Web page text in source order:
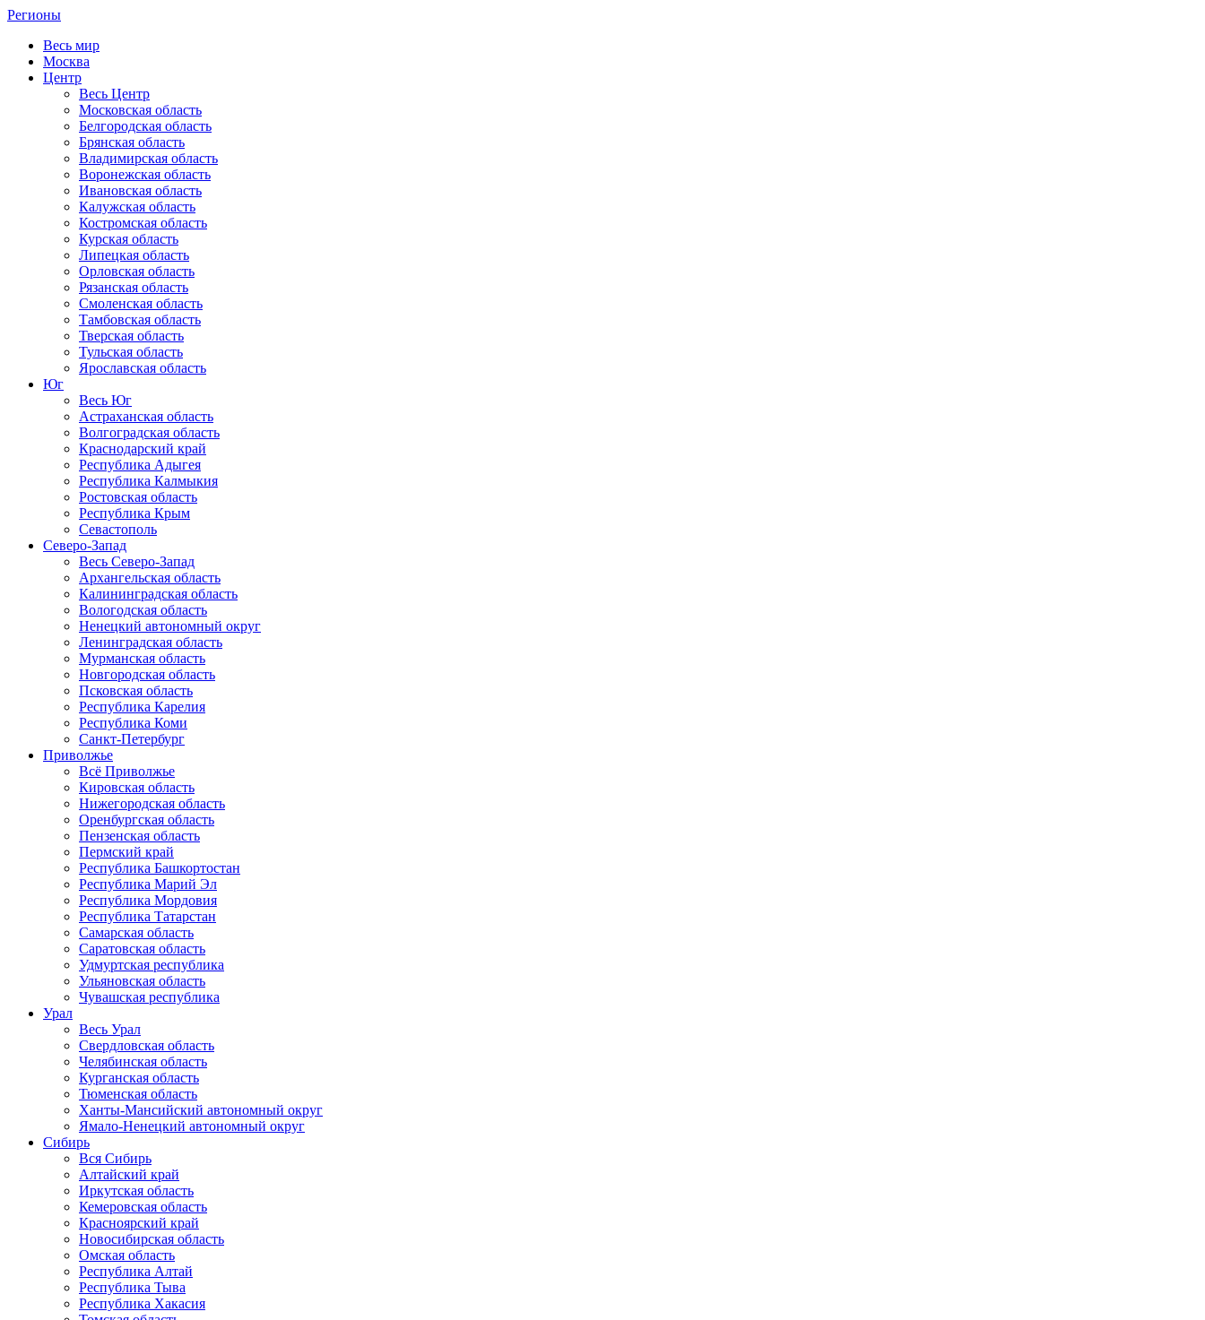
Регионы
Весь мир
Москва
Центр
Весь Центр
Московская область
Белгородская область
Брянская область
Владимирская область
Воронежская область
Ивановская область
Калужская область
Костромская область
Курская область
Липецкая область
Орловская область
Рязанская область
Смоленская область
Тамбовская область
Тверская область
Тульская область
Ярославская область
Юг
Весь Юг
Астраханская область
Волгоградская область
Краснодарский край
Республика Адыгея
Республика Калмыкия
Ростовская область
Республика Крым
Севастополь
Северо-Запад
Весь Северо-Запад
Архангельская область
Калининградская область
Вологодская область
Ненецкий автономный округ
Ленинградская область
Мурманская область
Новгородская область
Псковская область
Республика Карелия
Республика Коми
Санкт-Петербург
Приволжье
Всё Приволжье
Кировская область
Нижегородская область
Оренбургская область
Пензенская область
Пермский край
Республика Башкортостан
Республика Марий Эл
Республика Мордовия
Республика Татарстан
Самарская область
Саратовская область
Удмуртская республика
Ульяновская область
Чувашская республика
Урал
Весь Урал
Свердловская область
Челябинская область
Курганская область
Тюменская область
Ханты-Мансийский автономный округ
Ямало-Ненецкий автономный округ
Сибирь
Вся Сибирь
Алтайский край
Иркутская область
Кемеровская область
Красноярский край
Новосибирская область
Омская область
Республика Алтай
Республика Тыва
Республика Хакасия